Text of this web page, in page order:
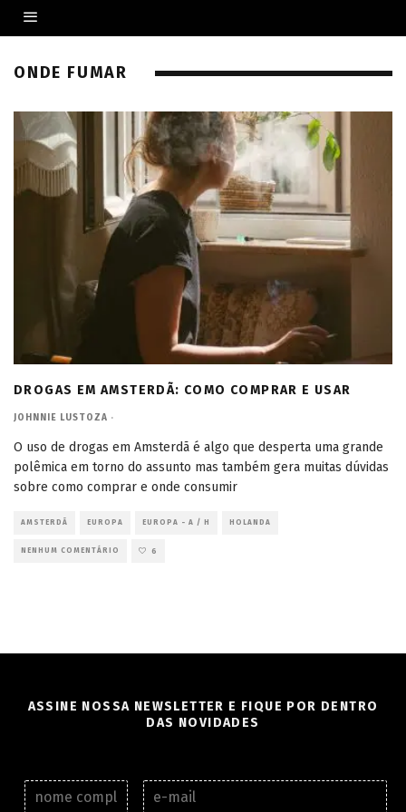
ONDE FUMAR
DROGAS EM AMSTERDÃ: COMO COMPRAR E USAR
JOHNNIE LUSTOZA ·
O uso de drogas em Amsterdã é algo que desperta uma grande
polêmica em torno do assunto mas também gera muitas dúvidas
sobre como comprar e onde consumir
AMSTERDÃ EUROPA EUROPA - A / H HOLANDA
NENHUM COMENTÁRIO 6
ASSINE NOSSA NEWSLETTER E FIQUE POR DENTRO
DAS NOVIDADES
N
o